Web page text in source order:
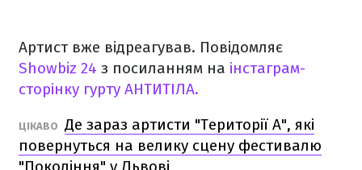
Артист вже відреагував. Повідомляє
Showbiz 24 з посиланням на інстаграм-
сторінку гурту АНТИТІЛА.
ЦІКАВО Де зараз артисти "Території А", які
повернуться на велику сцену фестивалю